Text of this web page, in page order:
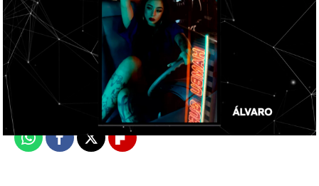
neox
Publicado: 28 de junio de 2020, 20:31
WhatsappFacebook
X Flipboard